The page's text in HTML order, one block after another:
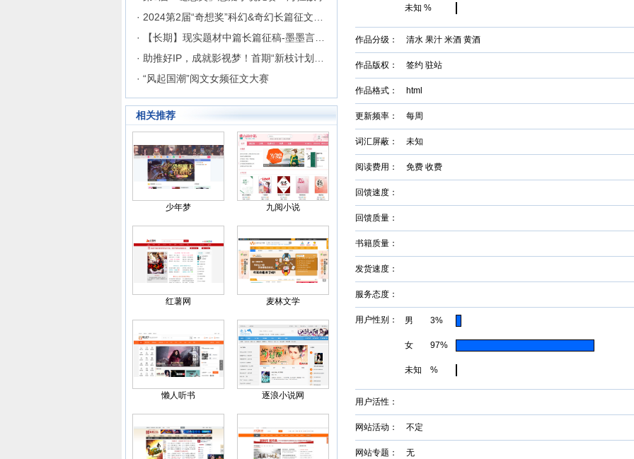
· “风起国潮”阅文女频征文大赛
相关推荐
少年梦 九阅小说
红薯网 麦林文学
懒人听书 逐浪小说网
未知 %
作品分级： 清水 果汁 米酒 黄酒
作品版权： 签约 驻站
作品格式： html
更新频率： 每周
词汇屏蔽： 未知
阅读费用： 免费 收费
回馈速度：
回馈质量：
书籍质量：
发货速度：
服务态度：
用户性别：男 3%
女 97%
未知 %
用户活性：
网站活动： 不定
网站专题： 无